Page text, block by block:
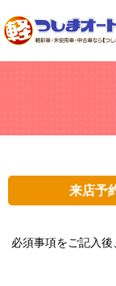
来店予
必須事項をご記入